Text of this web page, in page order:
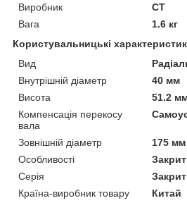
Виробник
CT
Вага
1.6 кг
Користувальницькі
Вид
Внутрішній діаметр
40 мм
Висота
51.2
Компенсація перекосу
вала
Зовнішній діаметр
175 мм
Особливості
Серія
Країна-виробник товару
Китай